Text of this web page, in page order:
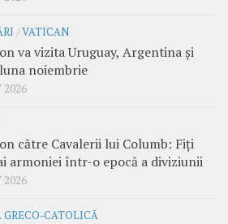
/VATICAN
va vizita Uruguay, Argentina și
noiembrie
2026
către Cavalerii lui Columb: Fiți
armoniei într-o epocă a diviziunii
2026
GRECO-CATOLICĂ